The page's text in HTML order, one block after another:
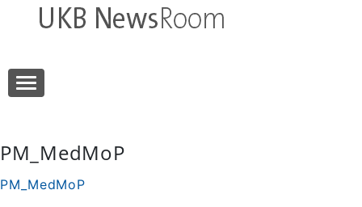
PM_MedMoP
PM_MedMoP